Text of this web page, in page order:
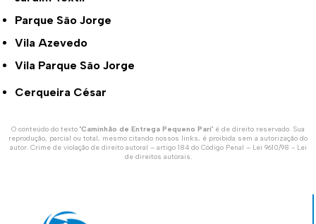
Parque São Jorge
Vila Azevedo
Vila Parque São Jorge
Cerqueira César
O conteúdo do texto "Caminhão de Entrega Pequeno Pari" é de direito reservado. Sua
reprodução, parcial ou total, mesmo citando nossos links, é proibida sem a autorização do
autor. Crime de violação de direito autoral – artigo 184 do Código Penal – Lei 9610/98 - Lei
de direitos autorais.